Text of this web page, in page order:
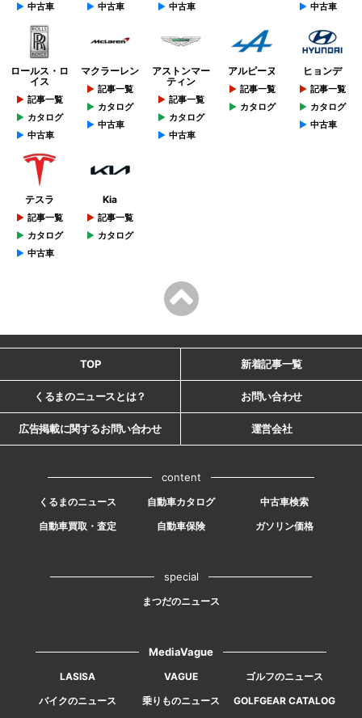
中古車
中古車
中古車
中古車
ロールス・ロ
イス
記事一覧
カタログ
中古車
マクラーレン
記事一覧
カタログ
中古車
アストンマー
ティン
記事一覧
カタログ
中古車
アルピーヌ
記事一覧
カタログ
ヒョンデ
記事一覧
カタログ
中古車
テスラ
記事一覧
カタログ
中古車
Kia
記事一覧
カタログ
TOP 新着記事一覧
くるまのニュースとは？ お問い合わせ
広告掲載に関するお問い合わせ 運営会社
content
くるまのニュース 自動車カタログ
中古車検索
自動車買取・査定
自動車保険 ガソリン価格
special
まつだのニュース
MediaVague
LASISA VAGUE
ゴルフのニュース
バイクのニュース
乗りものニュース GOLFGEAR CATALOG